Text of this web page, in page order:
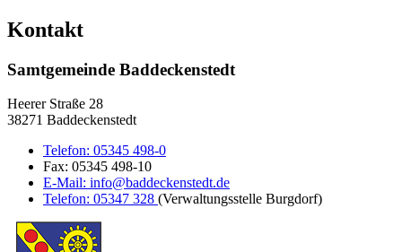
Kontakt
Samtgemeinde Baddeckenstedt
Heerer Straße 28
38271 Baddeckenstedt
Telefon: 05345 498-0
Fax: 05345 498-10
E-Mail: info@baddeckenstedt.de
Telefon: 05347 328 (Verwaltungsstelle Burgdorf)